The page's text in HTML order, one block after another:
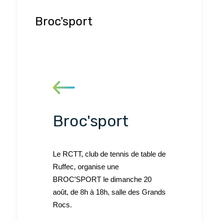
Broc'sport
Broc'sport
Le RCTT, club de tennis de table de
Ruffec, organise une
BROC’SPORT le dimanche 20
août, de 8h à 18h, salle des Grands
Rocs.